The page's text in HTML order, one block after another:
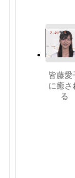
皆藤愛
に癒さ
る